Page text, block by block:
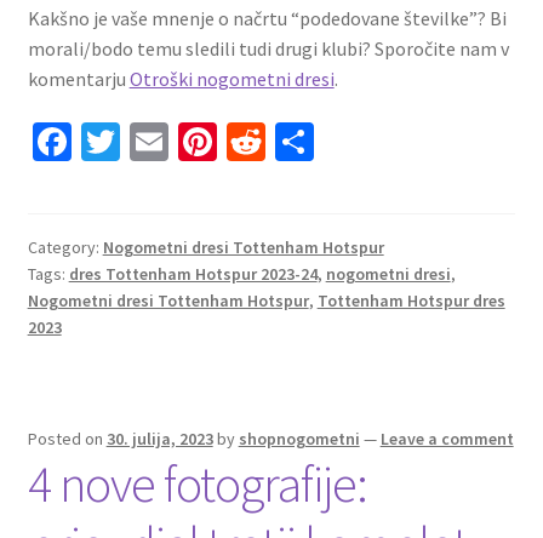
Kakšno je vaše mnenje o načrtu “podedovane številke”? Bi
morali/bodo temu sledili tudi drugi klubi? Sporočite nam v
komentarju Otroški nogometni dresi.
Fa
o
o
T
er
E
l
Pi
es
t
R
di
t
S
e
Category: Nogometni dresi Tottenham Hotspur
Tags: dres Tottenham Hotspur 2023-24, nogometni dresi,
Nogometni dresi Tottenham Hotspur, Tottenham Hotspur dres
2023
Posted on 30. julija, 2023by shopnogometni — Leave a comment
4 nove fotografije: